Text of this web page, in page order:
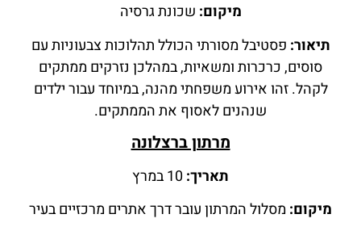
מיקום: שכונת גרסיה
תיאור: פסטיבל מסורתי הכולל תהלוכות צבעוניות עם
סוסים, כרכרות ומשאיות, במהלכן נזרקים ממתקים
לקהל. זהו אירוע משפחתי מהנה, במיוחד עבור ילדים
שנהנים לאסוף את הממתקים.
מרתון ברצלונה
תאריך:
מיקום: מסלול המרתון עובר דרך אתרים מרכזיים בעיר